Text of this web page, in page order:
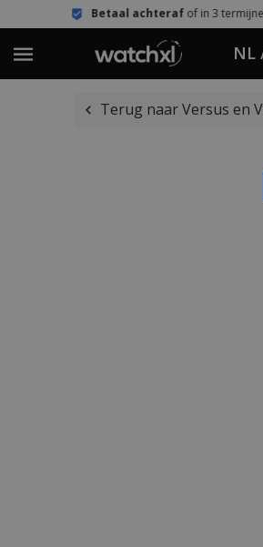
achterafof in 3 termijnen
NL
Terug naar Versus en